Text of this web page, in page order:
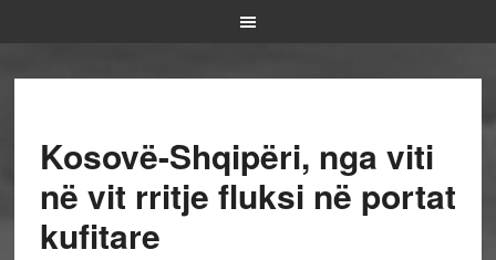
Kosovë-Shqipëri, nga viti
në vit rritje fluksi në portat
kufitare